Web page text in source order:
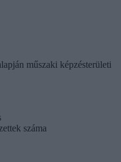
műszaki képzésterületi
száma